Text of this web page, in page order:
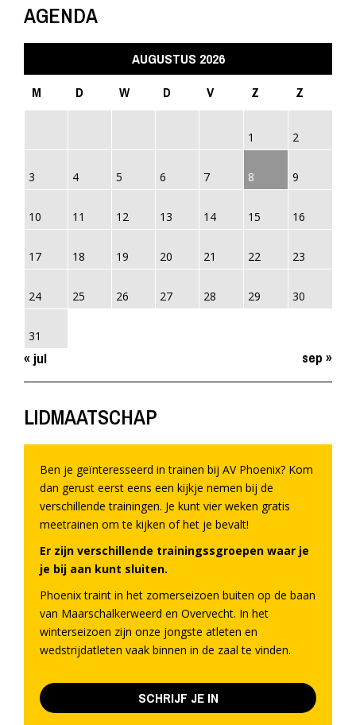
AGENDA
AUGUSTUS 2026
M
D W D V Z Z
1 2
3 4 5 6 7 8 9
10 11 12 13 14 15 16
17 18 19 20 21 22 23
24 25 26 27 28 29 30
31
« jul sep »
LIDMAATSCHAP
Ben je geïnteresseerd in trainen bij AV Phoenix? Kom
dan gerust eerst eens een kijkje nemen bij de
verschillende trainingen. Je kunt vier weken gratis
meetrainen om te kijken of het je bevalt!
Er zijn verschillende trainingssgroepen waar je
je bij aan kunt sluiten.
Phoenix traint in het zomerseizoen buiten op de baan
van Maarschalkerweerd en Overvecht. In het
winterseizoen zijn onze jongste atleten en
wedstrijdatleten vaak binnen in de zaal te vinden.
SCHRIJF JE IN